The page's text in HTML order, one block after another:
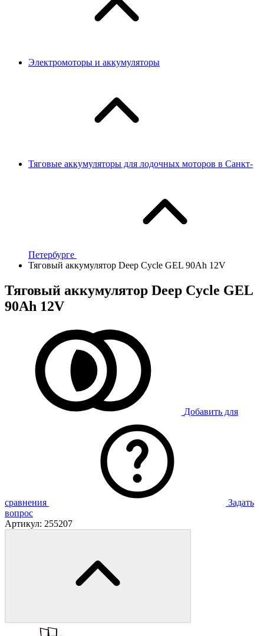
Электромоторы и аккумуляторы
Тяговые аккумуляторы для лодочных моторов в Санкт-
Петербурге
Тяговый аккумулятор Deep Cycle GEL 90Ah 12V
Тяговый аккумулятор Deep Cycle GEL
90Ah 12V
Добавить для
сравнения
Задать
вопрос
Артикул: 255207